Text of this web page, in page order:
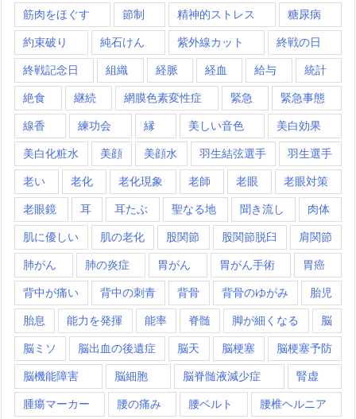
筋肉をほぐす 節制 精神的ストレス 糖尿病
約束破り 純石けん 紫外線カット 終戦の日
終戦記念日 組織 経脈 経血 給与 統計
絶食 継続 網膜色素変性症 緊急 緊急事態
線香 練功会 縁 美しい音色 美白効果
美白化粧水 美顔 美顔水 羽生結弦選手 羽生選手
老い 老化 老化現象 老師 老眼 老眼対策
老眼鏡 耳 耳たぶ 聖なる地 聞き流し 肉体
肌に優しい 肌の老化 股関節 股関節脱臼 肩関節
肺がん 肺の炎症 胃がん 胃がん手術 胃癌
背中が痛い 背中の刺青 背骨 背骨のゆがみ 胎児
胎息 能力を発揮 能率 脊髄 脚が細くなる 脳
脳ミソ 脳出血の後遺症 脳天 脳梗塞 脳梗塞予防
脳機能障害 脳細胞 脳脊髄液減少症 腎虚
腫瘍マーカー 腰の痛み 腰ベルト 腰椎ヘルニア